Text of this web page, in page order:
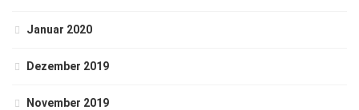
Januar 2020
Dezember 2019
November 2019